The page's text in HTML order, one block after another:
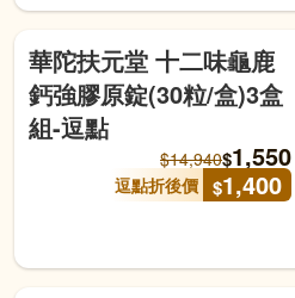
華陀扶元堂 十二味龜鹿
鈣強膠原錠(30粒/盒)3盒
組-逗點
$14,940$1,550
逗點折後價 $1,400